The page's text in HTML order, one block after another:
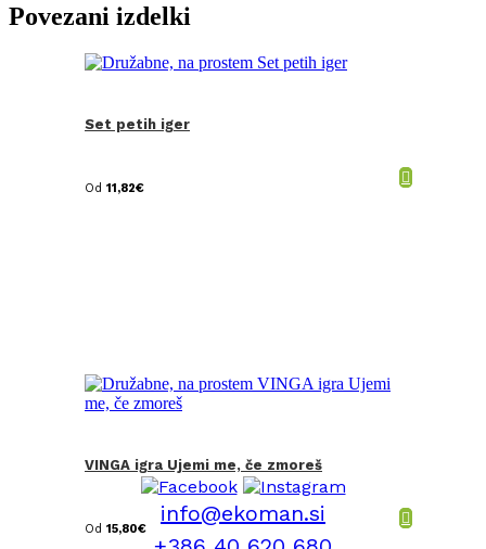
Povezani izdelki
Set petih iger
Od 11,82€
VINGA igra Ujemi me, če zmoreš
Od 15,80€
info@ekoman.si